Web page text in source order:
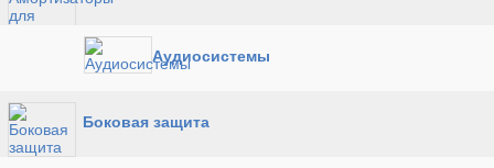
Аудиосистемы
Боковая защита